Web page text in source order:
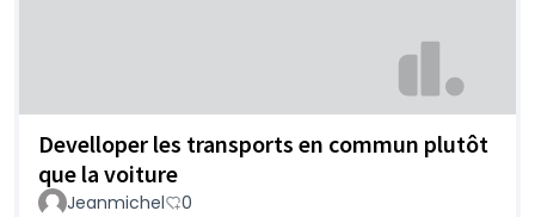
Develloper les transports en commun plutôt
que la voiture
Jeanmichel 0